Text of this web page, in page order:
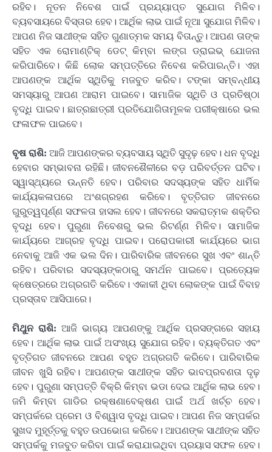
ରହିବ। ନୂତନ ନିବେଶ ପାଇଁ ପ୍ରଯ୍ୟାପ୍ତ ସୁଯୋଗ ମିଳିବ।
ବ୍ୟବସାୟରେ ବିସ୍ତାର ହେବ। ଆର୍ଥିକ ଲାଭ ପାଇଁ ନୂଆ ସୁଯୋଗ ମିଳିବ।
ଆପଣ ନିଜ ସାଥୀଙ୍କ ସହିତ ଗୁଣାତ୍ମକ ସମୟ ବିତାନ୍ତୁ। ଆପଣ ତାଙ୍କ
ସହିତ ଏକ ରୋମାଣ୍ଟିକ୍ ଡେଟ୍ କିମ୍ବା ଲଙ୍ଗ ଡ୍ରାଇଭ୍ ଯୋଜନା
କରିପାରିବେ। କିଛି ଲୋକ ସମ୍ପତ୍ତିରେ ନିବେଶ କରିପାରନ୍ତି। ଏହା
ଆପଣଙ୍କ ଆର୍ଥିକ ସ୍ଥିତିକୁ ମଜବୁତ କରିବ। ଟଙ୍କା ସମ୍ବନ୍ଧୀୟ
ସମସ୍ୟାରୁ ଆପଣ ଆରାମ ପାଇବେ। ସାମାଜିକ ସ୍ଥିତି ଓ ପ୍ରତିଷ୍ଠା
ବୃଦ୍ଧି ପାଇବ। ଛାତ୍ରଛାତ୍ରୀ ପ୍ରତିଯୋଗିତାମୂଳକ ପରୀକ୍ଷାରେ ଭଲ
ଫଳାଫଳ ପାଇବେ।
ବୃଷ ରାଶି: ଆଜି ଆପଣଙ୍କର ବ୍ୟବସାୟ ସ୍ଥିତି ସୁଦୃଢ଼ ହେବ। ଧନ ବୃଦ୍ଧି
ହେବାର ସମ୍ଭାବନା ରହିଛି। ଜୀବନଶୈଳୀରେ ବଡ଼ ପରିବର୍ତ୍ତନ ଘଟିବ।
ସ୍ୱାସ୍ଥ୍ୟରେ ଉନ୍ନତି ହେବ। ପରିବାର ସଦସ୍ୟଙ୍କ ସହିତ ଧାର୍ମିକ
କାର୍ଯ୍ୟକଳାପରେ ଅଂଶଗ୍ରହଣ କରିବେ। ବୃତ୍ତିଗତ ଜୀବନରେ
ଗୁରୁତ୍ୱପୂର୍ଣ୍ଣ ସଫଳତା ହାସଲ ହେବ। ଜୀବନରେ ସକରାତ୍ମକ ଶକ୍ତିର
ବୃଦ୍ଧି ହେବ। ପୁରୁଣା ନିବେଶରୁ ଭଲ ରିଟର୍ଣ୍ଣ ମିଳିବ। ସାମାଜିକ
କାର୍ଯ୍ୟରେ ଆଗ୍ରହ ବୃଦ୍ଧି ପାଇବ। ପରୋପକାରୀ କାର୍ଯ୍ୟରେ ଭାଗ
ନେବାକୁ ଆଜି ଏକ ଭଲ ଦିନ। ପାରିବାରିକ ଜୀବନରେ ସୁଖ ଏବଂ ଶାନ୍ତି
ରହିବ। ପରିବାର ସଦସ୍ୟଙ୍କଠାରୁ ସମର୍ଥନ ପାଇବେ। ପ୍ରତ୍ୟେକ
କ୍ଷେତ୍ରରେ ଅଗ୍ରଗତି କରିବେ। ଏକାକୀ ଥିବା ଲୋକଙ୍କ ପାଇଁ ବିବାହ
ପ୍ରସ୍ତାବ ଆସିପାରେ।
ମିଥୁନ ରାଶି: ଆଜି ଭାଗ୍ୟ ଆପଣଙ୍କୁ ଆର୍ଥିକ ପ୍ରସଙ୍ଗରେ ସହାୟ
ହେବ। ଆର୍ଥିକ ଲାଭ ପାଇଁ ଅସଂଖ୍ୟ ସୁଯୋଗ ରହିବ। ବ୍ୟକ୍ତିଗତ ଏବଂ
ବୃତ୍ତିଗତ ଜୀବନରେ ଆପଣ ବହୁତ ଅଗ୍ରଗତି କରିବେ। ପାରିବାରିକ
ଜୀବନ ଖୁସି ରହିବ। ଆପଣଙ୍କ ସାଥୀଙ୍କ ସହିତ ଭାବପ୍ରବଣତା ଦୃଢ଼
ହେବ। ପୁରୁଣା ସମ୍ପତ୍ତି ବିକ୍ରି କିମ୍ବା ଭଡା ଦେଇ ଆର୍ଥିକ ଲାଭ ହେବ।
ଜମି କିମ୍ବା ଗାଡିର ରକ୍ଷଣାବେକ୍ଷଣ ପାଇଁ ଅର୍ଥ ଖର୍ଚ୍ଚ ହେବ।
ସମ୍ପର୍କରେ ପ୍ରେମ ଓ ବିଶ୍ୱାସ ବୃଦ୍ଧି ପାଇବ। ଆପଣ ନିଜ ସମ୍ପର୍କର
ସୁଖଦ ମୁହୂର୍ତ୍ତକୁ ବହୁତ ଉପଭୋଗ କରିବେ। ଆପଣଙ୍କ ସାଥୀଙ୍କ ସହିତ
ସମ୍ପର୍କକୁ ମଜବୁତ କରିବା ପାଇଁ କରାଯାଇଥିବା ପ୍ରୟାସ ସଫଳ ହେବ।